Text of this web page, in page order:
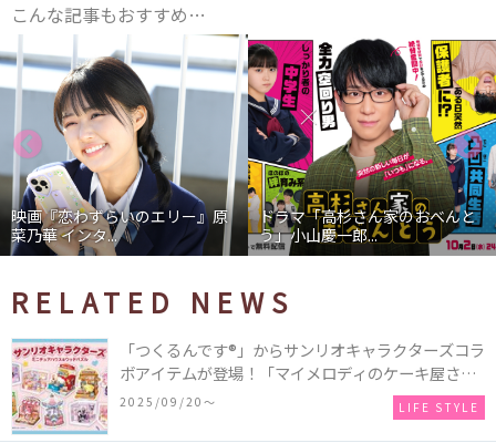
こんな記事もおすすめ…
映画『恋わずらいのエリー』原
菜乃華 インタ...
ドラマ「高杉さん家のおべんと
う」小山慶一郎...
RELATED NEWS
「つくるんです®」からサンリオキャラクターズコラ
ボアイテムが登場！「マイメロディのケーキ屋さ
ん」などミニチュアハウス8種類と、「シナモロール
のメリーゴーランド」などオルゴールで動く仕掛け
2025/09/20〜 LIFE STYLE